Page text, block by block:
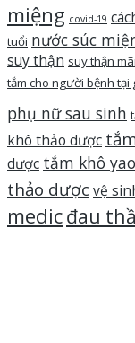
miệng covid-19
tuổi nước súc
suy thận suy thận
tắm cho người bệnh tại
phụ nữ sau sinh
khô thảo dược
dược tắm khô
thảo dược vệ
medicđau